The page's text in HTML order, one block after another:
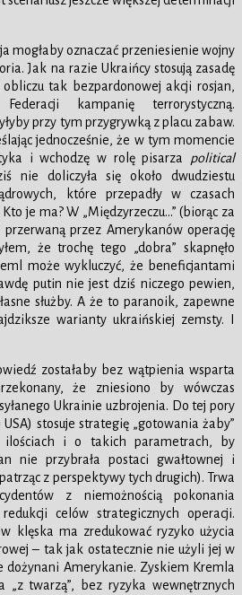
mogłaby oznaczać przeniesienie wojny
Jak na razie Ukraińcy stosują zasadę
tak bezpardonowej akcji rosjan,
kampanię terrorystyczną.
przy tym przygrywką z placu zabaw.
jednocześnie, że w tym momencie
i wchodzę w rolę pisarza political
doliczyła się około dwudziestu
które przepadły w czasach
je ma? W „Międzyrzeczu…” (biorąc za
przez Amerykanów operację
że trochę tego „dobra” skapnęło
może wykluczyć, że beneficjantami
putin nie jest dziś niczego pewien,
służby. A że to paranoik, zapewne
warianty ukraińskiej zemsty. I
zostałaby bez wątpienia wsparta
że zniesiono by wówczas
Ukrainie uzbrojenia. Do tej pory
stosuje strategię „gotowania żaby”
i o takich parametrach, by
nie przybrała postaci gwałtownej i
z perspektywy tych drugich). Trwa
z niemożnością pokonania
celów strategicznych operacji.
klęska ma zredukować ryzyko użycia
– tak jak ostatecznie nie użyli jej w
dożynani Amerykanie. Zyskiem Kremla
„z twarzą”, bez ryzyka wewnętrznych